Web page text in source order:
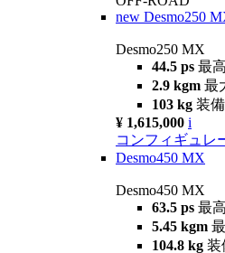
new Desmo250
Desmo250 MX
44.5 ps 最
2.9 kgm 最
103 kg 装
¥ 1,615,000 i
コンフィギュレ
Desmo450 MX
Desmo450 MX
63.5 ps 最
5.45 kgm
104.8 kg 装